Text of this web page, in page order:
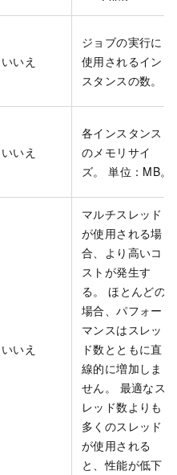
いいえ
ジョブの実行に
使用されるイン
スタンスの数。
いいえ
各インスタンス
のメモリサイ
ズ。 単位：MB。
いいえ
マルチスレッド
が使用される場
合、より高いコ
ストが発生す
る。 ほとんどの
場合、パフォー
マンスはスレッ
ド数とともに直
線的に増加しま
せん。 最適なス
レッド数よりも
多くのスレッド
が使用される
と、性能が低下